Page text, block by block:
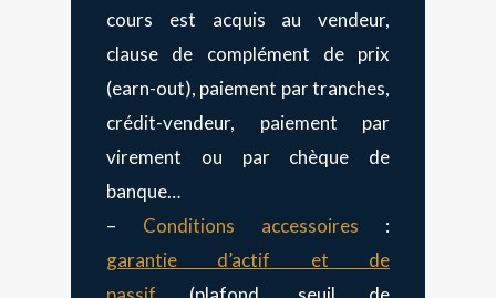
cours est acquis au vendeur,
clause de complément de prix
(earn-out), paiement par tranches,
crédit-vendeur, paiement par
virement ou par chèque de
banque…
– Conditions accessoires :
garantie d’actif et de